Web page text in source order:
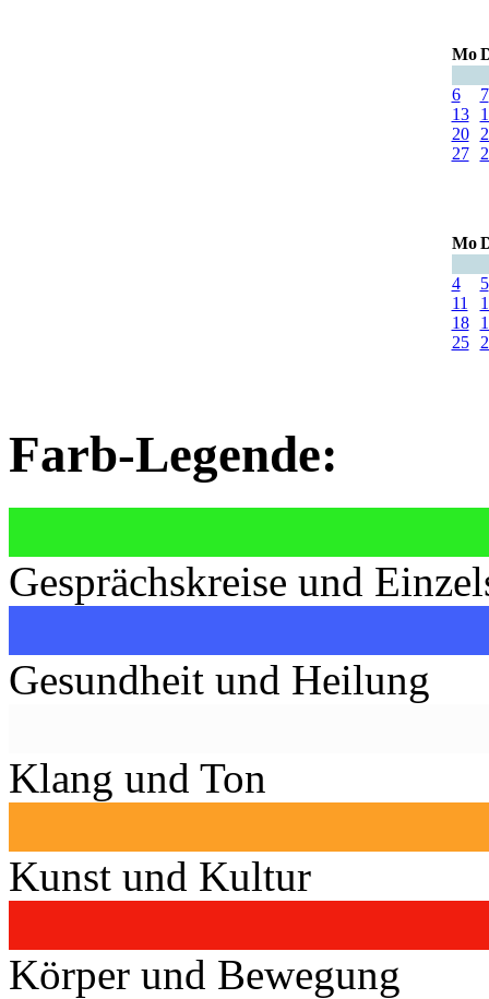
Mo
6
7
13
20
27
Mo
4
5
11
18
25
Farb-Legende:
Gesprächskreise und
Gesundheit und Heilung
Klang und Ton
Kunst und Kultur
Körper und Bewegung